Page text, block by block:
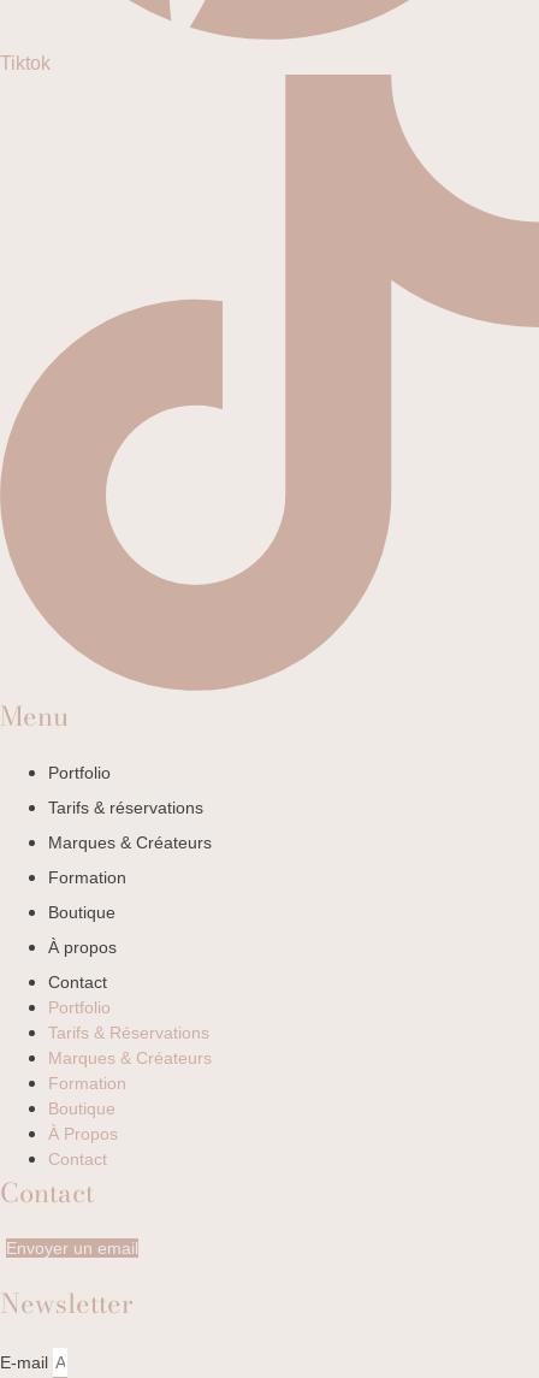
Tiktok
Menu
Portfolio
Tarifs & réservations
Marques & Créateurs
Formation
Boutique
À propos
Contact
Portfolio
Tarifs & Réservations
Marques & Créateurs
Formation
Boutique
À Propos
Contact
Contact
Envoyer un email
Newsletter
E-mail